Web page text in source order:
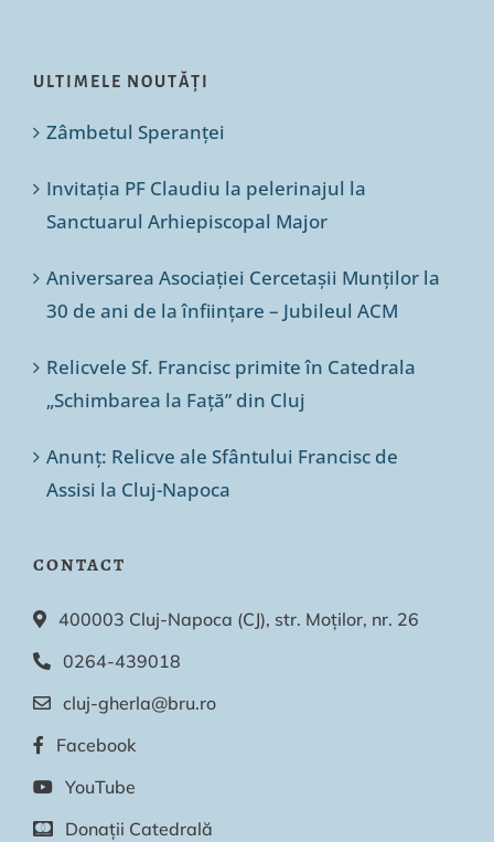
ULTIMELE NOUTĂȚI
Zâmbetul Speranței
Invitația PF Claudiu la pelerinajul la
Sanctuarul Arhiepiscopal Major
Aniversarea Asociației Cercetașii Munților la
30 de ani de la înființare – Jubileul ACM
Relicvele Sf. Francisc primite în Catedrala
„Schimbarea la Față” din Cluj
Anunț: Relicve ale Sfântului Francisc de
Assisi la Cluj-Napoca
CONTACT
400003 Cluj-Napoca (CJ), str. Moților, nr. 26
0264-439018
cluj-gherla@bru.ro
Facebook
YouTube
Donații Catedrală